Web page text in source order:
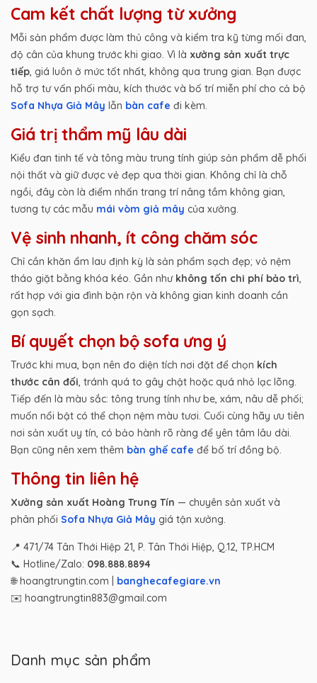
Cam kết chất lượng từ xưởng
Mỗi sản phẩm được làm thủ công và kiểm tra kỹ từng mối đan,
độ cân của khung trước khi giao. Vì là xưởng sản xuất trực
tiếp , giá luôn ở mức tốt nhất, không qua trung gian. Bạn được
hỗ trợ tư vấn phối màu, kích thước và bố trí miễn phí cho cả bộ
Sofa Nhựa Giả Mây lẫn bàn cafe đi kèm.
Giá trị thẩm mỹ lâu dài
Kiểu đan tinh tế và tông màu trung tính giúp sản phẩm dễ phối
nội thất và giữ được vẻ đẹp qua thời gian. Không chỉ là chỗ
ngồi, đây còn là điểm nhấn trang trí nâng tầm không gian,
tương tự các mẫu mái vòm giả mây của xưởng.
Vệ sinh nhanh, ít công chăm sóc
Chỉ cần khăn ẩm lau định kỳ là sản phẩm sạch đẹp; vỏ nệm
tháo giặt bằng khóa kéo. Gần như không tốn chi phí bảo trì
rất hợp với gia đình bận rộn và không gian kinh doanh cần
gọn sạch.
Bí quyết chọn bộ sofa ưng ý
Trước khi mua, bạn nên đo diện tích nơi đặt để chọn kích
thước cân đối , tránh quá to gây chật hoặc quá nhỏ lạc lõng.
Tiếp đến là màu sắc: tông trung tính như be, xám, nâu dễ phối;
muốn nổi bật có thể chọn nệm màu tươi. Cuối cùng hãy ưu tiên
nơi sản xuất uy tín, có bảo hành rõ ràng để yên tâm lâu dài.
Bạn cũng nên xem thêm bàn ghế cafe để bố trí đồng bộ.
Thông tin liên hệ
Xưởng sản xuất Hoàng Trung Tín — chuyên sản xuất và
phân phối Sofa Nhựa Giả Mây giá tận xưởng.
📍 471/74 Tân Thới Hiệp 21, P. Tân Thới Hiệp, Q.12, TP.HCM
📞 Hotline/Zalo: 098.888.8894
🌐 hoangtrungtin.com | banghecafegiare.vn
✉️ hoangtrungtin883@gmail.com
Danh mục sản phẩm